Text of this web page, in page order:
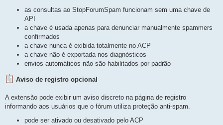
as consultas ao StopForumSpam funcionam sem uma chave de
API
a chave é usada apenas para denunciar manualmente spammers
confirmados
a chave nunca é exibida totalmente no ACP
a chave não é exportada nos diagnósticos
envios automáticos não são habilitados por padrão
Aviso de registro opcional
A extensão pode exibir um aviso discreto na página de registro
informando aos usuários que o fórum utiliza proteção anti-spam.
pode ser ativado ou desativado pelo ACP